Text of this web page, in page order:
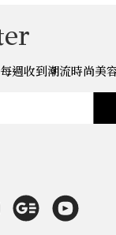
週收到潮流時尚美